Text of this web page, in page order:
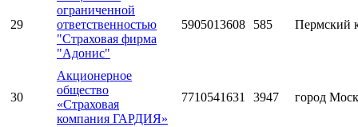
29
ограниченной
ответственностью
"Страховая фирма
"Адонис"
5905013608 585 Пермский
30
Акционерное
общество
«Страховая
компания ГАРДИЯ»
7710541631 3947 город